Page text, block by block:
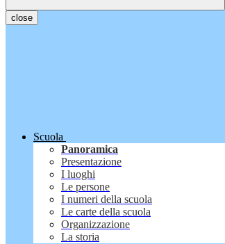
close
Scuola
Panoramica
Presentazione
I luoghi
Le persone
I numeri della scuola
Le carte della scuola
Organizzazione
La storia